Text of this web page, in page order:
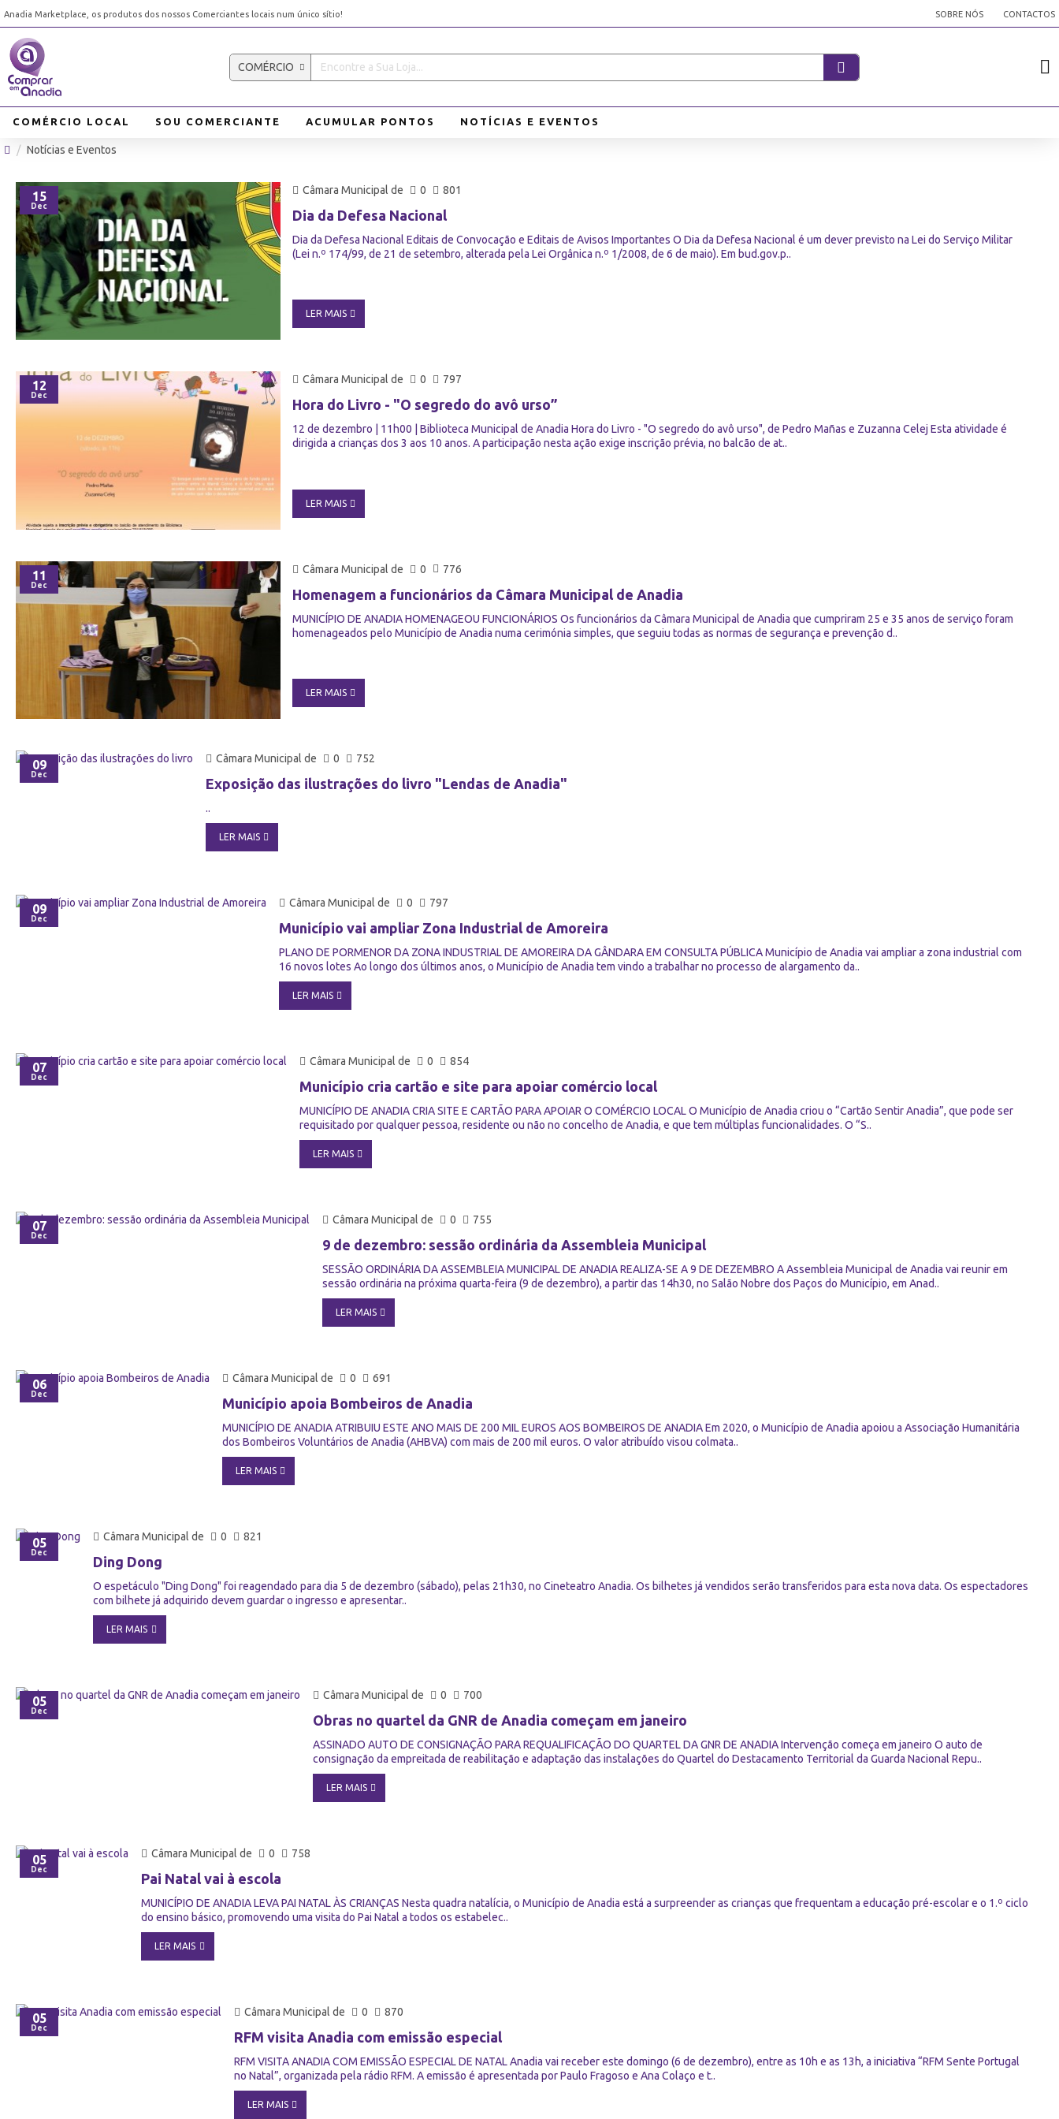
Anadia Marketplace, os produtos dos nossos Comerciantes locais num único sítio! SOBRE NÓS CONTACTOS
COMÉRCIO
COMÉRCIO LOCAL SOU COMERCIANTE ACUMULAR PONTOS NOTÍCIAS E EVENTOS
Notícias e Eventos
15
Dec
Câmara Municipal de 0 801
Dia da Defesa Nacional
Dia da Defesa Nacional Editais de Convocação e Editais de Avisos Importantes O Dia da Defesa Nacional é um dever previsto na Lei do Serviço Militar
(Lei n.º 174/99, de 21 de setembro, alterada pela Lei Orgânica n.º 1/2008, de 6 de maio). Em bud.gov.p..
LER MAIS
12
Dec
Câmara Municipal de 0 797
Hora do Livro - "O segredo do avô urso”
12 de dezembro | 11h00 | Biblioteca Municipal de Anadia Hora do Livro - "O segredo do avô urso", de Pedro Mañas e Zuzanna Celej Esta atividade é
dirigida a crianças dos 3 aos 10 anos. A participação nesta ação exige inscrição prévia, no balcão de at..
LER MAIS
11
Dec
Câmara Municipal de 0 776
Homenagem a funcionários da Câmara Municipal de Anadia
MUNICÍPIO DE ANADIA HOMENAGEOU FUNCIONÁRIOS Os funcionários da Câmara Municipal de Anadia que cumpriram 25 e 35 anos de serviço foram
homenageados pelo Município de Anadia numa cerimónia simples, que seguiu todas as normas de segurança e prevenção d..
LER MAIS
09
Dec
Câmara Municipal de 0 752
Exposição das ilustrações do livro "Lendas de Anadia"
..
LER MAIS
09
Dec
Câmara Municipal de 0 797
Município vai ampliar Zona Industrial de Amoreira
PLANO DE PORMENOR DA ZONA INDUSTRIAL DE AMOREIRA DA GÂNDARA EM CONSULTA PÚBLICA Município de Anadia vai ampliar a zona industrial com
16 novos lotes Ao longo dos últimos anos, o Município de Anadia tem vindo a trabalhar no processo de alargamento da..
LER MAIS
07
Dec
Câmara Municipal de 0 854
Município cria cartão e site para apoiar comércio local
MUNICÍPIO DE ANADIA CRIA SITE E CARTÃO PARA APOIAR O COMÉRCIO LOCAL O Município de Anadia criou o “Cartão Sentir Anadia”, que pode ser
requisitado por qualquer pessoa, residente ou não no concelho de Anadia, e que tem múltiplas funcionalidades. O “S..
LER MAIS
07
Dec
Câmara Municipal de 0 755
9 de dezembro: sessão ordinária da Assembleia Municipal
SESSÃO ORDINÁRIA DA ASSEMBLEIA MUNICIPAL DE ANADIA REALIZA-SE A 9 DE DEZEMBRO A Assembleia Municipal de Anadia vai reunir em
sessão ordinária na próxima quarta-feira (9 de dezembro), a partir das 14h30, no Salão Nobre dos Paços do Município, em Anad..
LER MAIS
06
Dec
Câmara Municipal de 0 691
Município apoia Bombeiros de Anadia
MUNICÍPIO DE ANADIA ATRIBUIU ESTE ANO MAIS DE 200 MIL EUROS AOS BOMBEIROS DE ANADIA Em 2020, o Município de Anadia apoiou a Associação Humanitária
dos Bombeiros Voluntários de Anadia (AHBVA) com mais de 200 mil euros. O valor atribuído visou colmata..
LER MAIS
05
Dec
Câmara Municipal de 0 821
Ding Dong
O espetáculo "Ding Dong" foi reagendado para dia 5 de dezembro (sábado), pelas 21h30, no Cineteatro Anadia. Os bilhetes já vendidos serão transferidos para esta nova data. Os espectadores
com bilhete já adquirido devem guardar o ingresso e apresentar..
LER MAIS
05
Dec
Câmara Municipal de 0 700
Obras no quartel da GNR de Anadia começam em janeiro
ASSINADO AUTO DE CONSIGNAÇÃO PARA REQUALIFICAÇÃO DO QUARTEL DA GNR DE ANADIA Intervenção começa em janeiro O auto de
consignação da empreitada de reabilitação e adaptação das instalações do Quartel do Destacamento Territorial da Guarda Nacional Repu..
LER MAIS
05
Dec
Câmara Municipal de 0 758
Pai Natal vai à escola
MUNICÍPIO DE ANADIA LEVA PAI NATAL ÀS CRIANÇAS Nesta quadra natalícia, o Município de Anadia está a surpreender as crianças que frequentam a educação pré-escolar e o 1.º ciclo
do ensino básico, promovendo uma visita do Pai Natal a todos os estabelec..
LER MAIS
05
Dec
Câmara Municipal de 0 870
RFM visita Anadia com emissão especial
RFM VISITA ANADIA COM EMISSÃO ESPECIAL DE NATAL Anadia vai receber este domingo (6 de dezembro), entre as 10h e as 13h, a iniciativa “RFM Sente Portugal
no Natal”, organizada pela rádio RFM. A emissão é apresentada por Paulo Fragoso e Ana Colaço e t..
LER MAIS